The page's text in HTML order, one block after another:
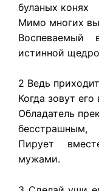
буланых конях
Мимо многих
Воспеваемый
истинной
2 Ведь
Когда зовут
Обладатель
бесстрашным,
Пирует
мужами.